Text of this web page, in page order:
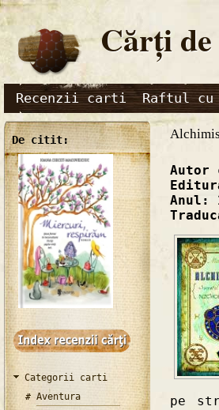
Cărţi
Recenzii carti Raftul
De citit:
Categorii carti
Aventura
Autor
Anul:
pe